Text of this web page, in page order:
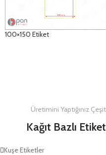
100×150 Etiket
Üretimini Yaptığınız
Kağıt Bazlı
Kuşe Etiketler